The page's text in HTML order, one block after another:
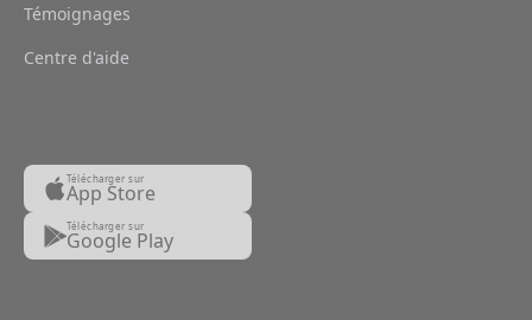
Témoignages
Centre d'aide
Télécharger sur
App Store
Télécharger sur
Google Play